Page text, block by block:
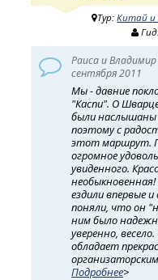
Тур:Китай и
Раиса и
сентября 2011
Мы - давние
"Каспи". О
были наслышаны
поэтому с
этот маршрут.
огромное
увиденного.
ездили впервые и
поняли, что он
ним было
уверенно,
обладает
Подробнее>